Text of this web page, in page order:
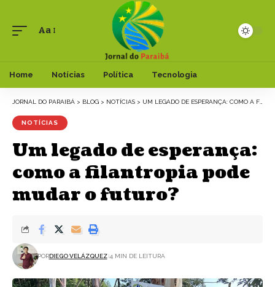
Aa
Home Notícias Política Tecnologia
JORNAL DO PARAIBÁ > BLOG > NOTÍCIAS > UM LEGADO DE ESPERANÇA: COMO A FILANTROPIA PODE MUDAR O FUTURO?
NOTÍCIAS
Um legado de esperança:
como a filantropia pode
mudar o futuro?
PORDIEGO VELÁZQUEZ 4 MIN DE LEITURA